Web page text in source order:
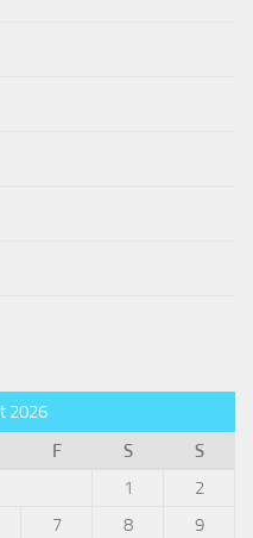
2026
F S
S
1
2
7 8
9